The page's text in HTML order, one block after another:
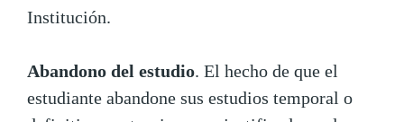
Institución.
Abandono del estudio. El hecho de que el
estudiante abandone sus estudios temporal o